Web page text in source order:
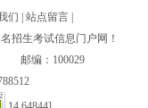
们 站点留言|
招生考试信息门户网！
邮编：100029